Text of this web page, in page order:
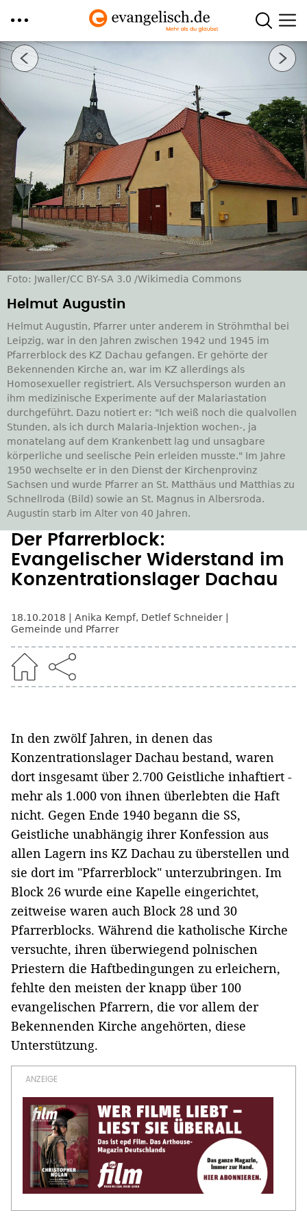
Direkt
zum
Nächstes Bild
Foto: Jwaller/CC BY-SA 3.0 /Wikimedia Commons
Helmut Augustin
Helmut Augustin, Pfarrer unter anderem in Ströhmthal bei
Leipzig, war in den Jahren zwischen 1942 und 1945 im
Pfarrerblock des KZ Dachau gefangen. Er gehörte der
Bekennenden Kirche an, war im KZ allerdings als
Homosexueller registriert. Als Versuchsperson wurden an
ihm medizinische Experimente auf der Malariastation
durchgeführt. Dazu notiert er: "Ich weiß noch die qualvollen
Stunden, als ich durch Malaria-Injektion wochen-, ja
monatelang auf dem Krankenbett lag und unsagbare
körperliche und seelische Pein erleiden musste." Im Jahre
1950 wechselte er in den Dienst der Kirchenprovinz
Sachsen und wurde Pfarrer an St. Matthäus und Matthias zu
Schnellroda (Bild) sowie an St. Magnus in Albersroda.
Augustin starb im Alter von 40 Jahren.
Der Pfarrerblock:
Evangelischer Widerstand im
Konzentrationslager Dachau
18.10.2018 Anika Kempf, Detlef Schneider
Gemeinde und Pfarrer
In den zwölf Jahren, in denen das
Konzentrationslager Dachau bestand, waren
dort insgesamt über 2.700 Geistliche inhaftiert -
mehr als 1.000 von ihnen überlebten die Haft
nicht. Gegen Ende 1940 begann die SS,
Geistliche unabhängig ihrer Konfession aus
allen Lagern ins KZ Dachau zu überstellen und
sie dort im "Pfarrerblock" unterzubringen. Im
Block 26 wurde eine Kapelle eingerichtet,
zeitweise waren auch Block 28 und 30
Pfarrerblocks. Während die katholische Kirche
versuchte, ihren überwiegend polnischen
Priestern die Haftbedingungen zu erleichern,
fehlte den meisten der knapp über 100
evangelischen Pfarrern, die vor allem der
Bekennenden Kirche angehörten, diese
Unterstützung.